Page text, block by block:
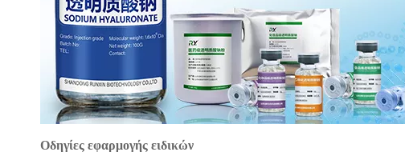
Οδηγίες εφαρμογής ειδικών